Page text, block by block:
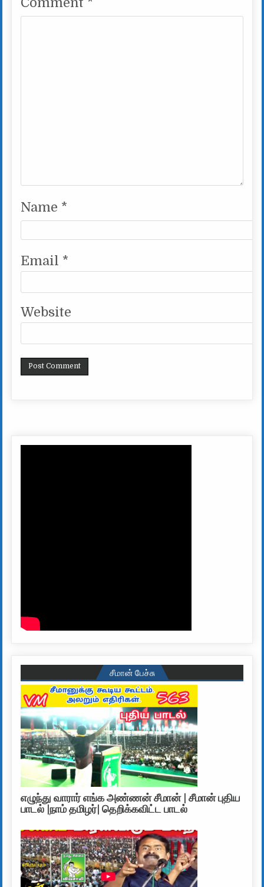
Name *
Email *
Website
சீமான் பேச்சு
எழுந்து வாரார் எங்க அண்ணன் சீமான் | சீமான் புதிய
பாடல் |நாம் தமிழர்| தெறிக்கவிட்ட பாடல்